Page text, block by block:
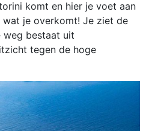
komt en hier je voet aan
je overkomt! Je ziet de
weg bestaat uit
tegen de hoge